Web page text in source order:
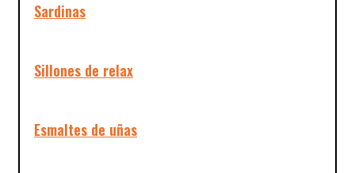
Sardinas
Sillones de relax
Esmaltes de uñas